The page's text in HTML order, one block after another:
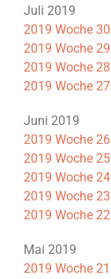
Juli 2019
2019 Woche 30
2019 Woche 29
2019 Woche 28
2019 Woche 27
Juni 2019
2019 Woche 26
2019 Woche 25
2019 Woche 24
2019 Woche 23
2019 Woche 22
Mai 2019
2019 Woche 21